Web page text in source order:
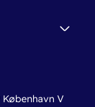
V